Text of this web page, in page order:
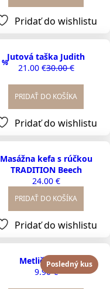
9.90 €.
5.90 €.
Pridať do wishlistu
%
Jutová taška Judith
30.00€
Original
price
was:
21.00 €Current
price
is:
PRIDAŤ DO KOŠÍKA
Pridať do wishlistu
Masážna kefa s rúčkou
TRADITION Beech
24.00 €
PRIDAŤ DO KOŠÍKA
Pridať do wishlistu
Posledný kus
Metlička BBQ
9.90€